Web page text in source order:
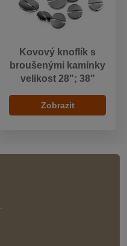
Kovový knoflík s
broušenými kamínky
velikost 28"; 38"
Zobrazit